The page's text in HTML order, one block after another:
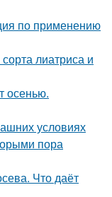
по применению
лиатриса и
осенью.
условиях
пора
Что даёт